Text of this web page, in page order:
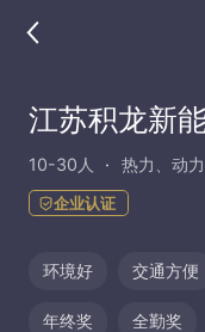
江苏积龙新
10-30人 热力、动
企业认证
环境好 交通方便
年终奖 全勤奖